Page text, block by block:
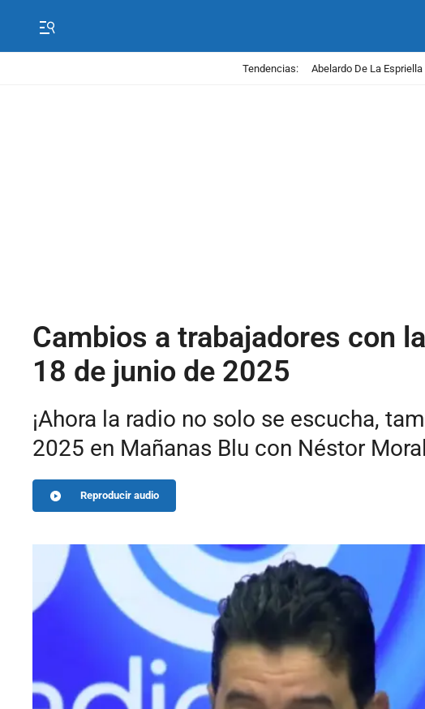
Tendencias: Abelardo De La
Cambios a trabajadores con
18 de junio de 2025
¡Ahora la radio no solo se escucha,
2025 en Mañanas Blu con Néstor
Reproducir audio